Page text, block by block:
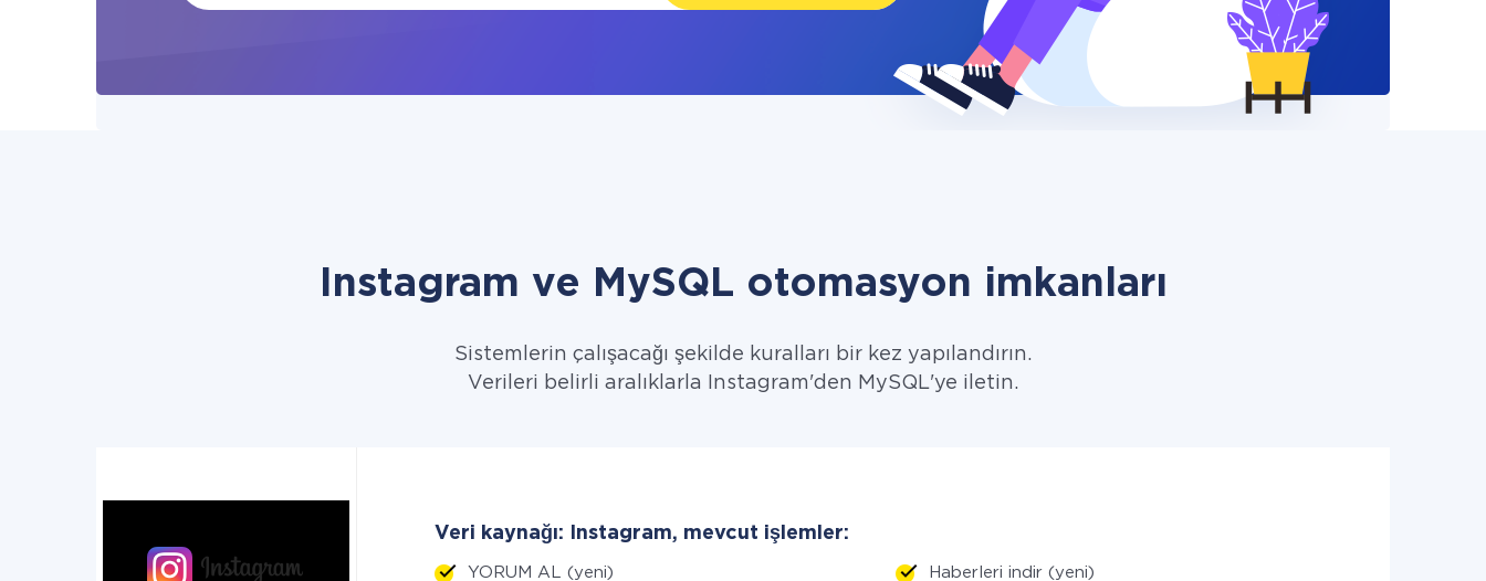
Instagram ve MySQL otomasyon imkanları
Sistemlerin çalışacağı şekilde kuralları bir kez yapılandırın.
Verileri belirli aralıklarla Instagram'den MySQL'ye iletin.
Veri kaynağı: Instagram, mevcut işlemler:
YORUM AL (yeni) Haberleri indir (yeni)